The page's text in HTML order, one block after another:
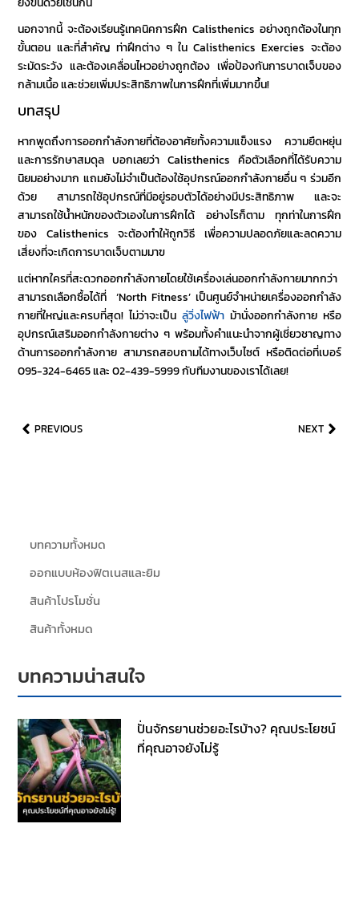
นอกจากนี้ จะต้องเรียนรู้เทคนิคการฝึก Calisthenics อย่างถูกต้องในทุก
ขั้นตอน และที่สำคัญ ท่าฝึกต่าง ๆ ในCalisthenics Exercies จะต้อง
ระมัดระวัง และต้องเคลื่อนไหวอย่างถูกต้อง เพื่อป้องกันการบาดเจ็บของ
กล้ามเนื้อ และช่วยเพิ่มประสิทธิภาพในการฝึกที่เพิ่มมากขึ้น!
บทสรุป
หากพูดถึงการออกกำลังกายที่ต้องอาศัยทั้งความแข็งแรง ความยืดหยุ่น
และการรักษาสมดุล บอกเลยว่า Calisthenics คือตัวเลือกที่ได้รับความ
นิยมอย่างมาก แถมยังไม่จำเป็นต้องใช้อุปกรณ์ออกกำลังกายอื่น ๆ ร่วมอีก
ด้วย สามารถใช้อุปกรณ์ที่มีอยู่รอบตัวได้อย่างมีประสิทธิภาพ และจะ
สามารถใช้น้ำหนักของตัวเองในการฝึกได้ อย่างไรก็ตาม ทุกท่าในการฝึก
ของ Calisthenics จะต้องทำให้ถูกวิธี เพื่อความปลอดภัยและลดความ
เสี่ยงที่จะเกิดการบาดเจ็บตามมาฃ
แต่หากใครที่สะดวกออกกำลังกายโดยใช้เครื่องเล่นออกกำลังกายมากกว่า
สามารถเลือกซื้อได้ที่ ‘North Fitness’เป็นศูนย์จำหน่ายเครื่องออกกำลัง
กายที่ใหญ่และครบที่สุด! ไม่ว่าจะเป็น ลู่วิ่งไฟฟ้า ม้านั่งออกกำลังกาย หรือ
อุปกรณ์เสริมออกกำลังกายต่าง ๆ พร้อมทั้งคำแนะนำจากผู้เชี่ยวชาญทาง
ด้านการออกกำลังกาย สามารถสอบถามได้ทางเว็บไซต์ หรือติดต่อที่เบอร์
095-324-6465 และ 02-439-5999 กับทีมงานของเราได้เลย!
PREVIOUS NEXT
บทความทั้งหมด
ออกแบบห้องฟิตเนสและยิม
สินค้าโปรโมชั่น
สินค้าทั้งหมด
บทความน่าสนใจ
ปั่นจักรยานช่วยอะไรบ้าง? คุณประโยชน์
ที่คุณอาจยังไม่รู้